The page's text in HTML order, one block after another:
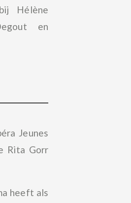
Hélène
en
Jeunes
Rita Gorr
heeft als